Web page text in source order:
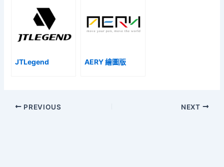
JTLegend AERY 繪圖版
PREVIOUS NEXT